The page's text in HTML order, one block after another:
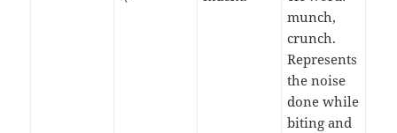
munch,
crunch.
Represents
the noise
done while
biting and